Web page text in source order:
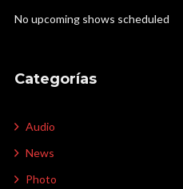
No upcoming shows scheduled
Categorías
Audio
News
Photo